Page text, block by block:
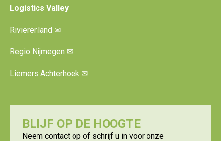
Logistics Valley
Rivierenland ✉
Regio Nijmegen ✉
Liemers Achterhoek ✉
BLIJF OP DE HOOGTE
Neem contact op of schrijf u in voor onze